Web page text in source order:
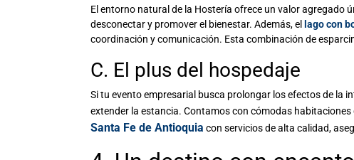
El entorno natural de la Hostería ofrece un valor agregado
desconectar y promover el bienestar. Además, el
lago con
coordinación y comunicación. Esta combinación de
C. El plus del hospedaje
Si tu evento empresarial busca prolongar los efectos de la
extender la estancia. Contamos con cómodas
Santa Fe de Antioquia con servicios de alta calidad,